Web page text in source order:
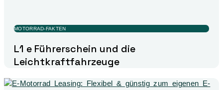
MOTORRAD-FAKTEN
L1 e Führerschein und die
Leichtkraftfahrzeuge